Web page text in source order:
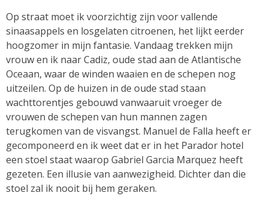
Op straat moet ik voorzichtig zijn voor vallende
sinaasappels en losgelaten citroenen, het lijkt eerder
hoogzomer in mijn fantasie. Vandaag trekken mijn
vrouw en ik naar Cadiz, oude stad aan de Atlantische
Oceaan, waar de winden waaien en de schepen nog
uitzeilen. Op de huizen in de oude stad staan
wachttorentjes gebouwd vanwaaruit vroeger de
vrouwen de schepen van hun mannen zagen
terugkomen van de visvangst. Manuel de Falla heeft er
gecomponeerd en ik weet dat er in het Parador hotel
een stoel staat waarop Gabriel Garcia Marquez heeft
gezeten. Een illusie van aanwezigheid. Dichter dan die
stoel zal ik nooit bij hem geraken.